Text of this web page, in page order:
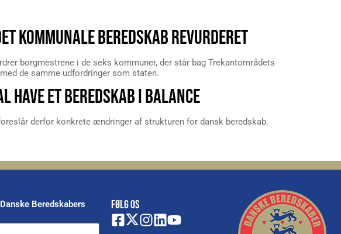
KOMMUNALE BEREDSKAB REVURDERET
borgmestrene i de seks kommuner, der står bag Trekantområdets
de samme udfordringer som staten.
HAVE ET BEREDSKAB I BALANCE
derfor konkrete ændringer af strukturen for dansk beredskab.
Beredskabers
FØLG OS